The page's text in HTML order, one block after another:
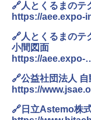
🔗人とくるまのテ
https://aee.expo-
🔗人とくるまのテ
小間図面
https://aee.expo-
🔗公益社団法人
https://
🔗日立Astemo株